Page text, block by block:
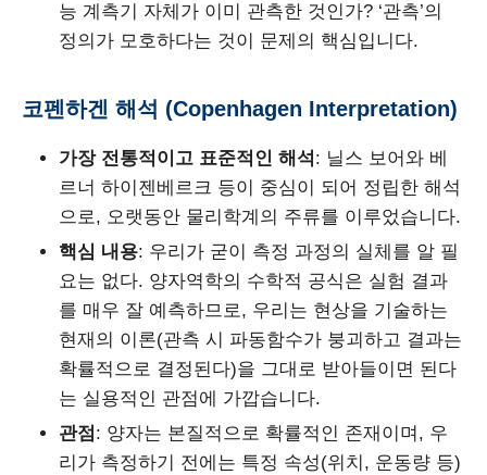
능 계측기 자체가 이미 관측한 것인가? ‘관측’의
정의가 모호하다는 것이 문제의 핵심입니다.
코펜하겐 해석 (Copenhagen Interpretation)
가장 전통적이고 표준적인 해석 : 닐스 보어와 베
르너 하이젠베르크 등이 중심이 되어 정립한 해석
으로, 오랫동안 물리학계의 주류를 이루었습니다.
핵심 내용: 우리가 굳이 측정 과정의 실체를 알 필
요는 없다. 양자역학의 수학적 공식은 실험 결과
를 매우 잘 예측하므로, 우리는 현상을 기술하는
현재의 이론(관측 시 파동함수가 붕괴하고 결과는
확률적으로 결정된다)을 그대로 받아들이면 된다
는 실용적인 관점에 가깝습니다.
관점 : 양자는 본질적으로 확률적인 존재이며, 우
리가 측정하기 전에는 특정 속성(위치, 운동량 등)